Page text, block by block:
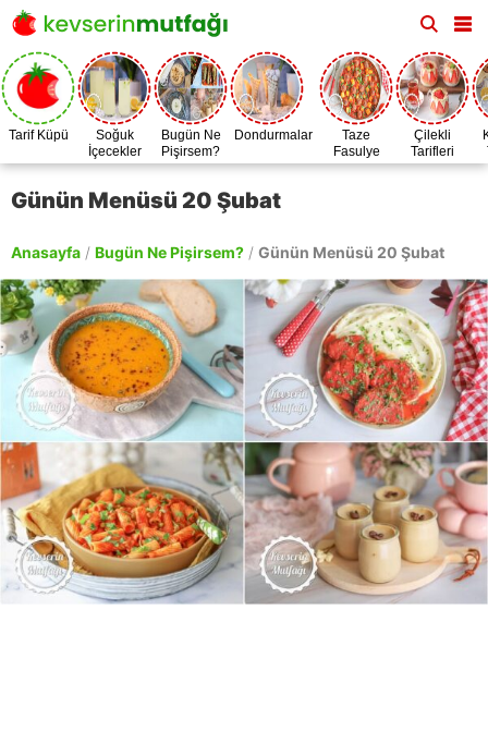
Tarif Küpü
Soğuk
İçecekler
Bugün Ne
Pişirsem?
Dondurmalar
Taze
Fasulye
Zamanı
Çilekli
Tarifleri
Günün Menüsü 20 Şubat
Anasayfa / Bugün Ne Pişirsem? / Günün Menüsü 20 Şubat